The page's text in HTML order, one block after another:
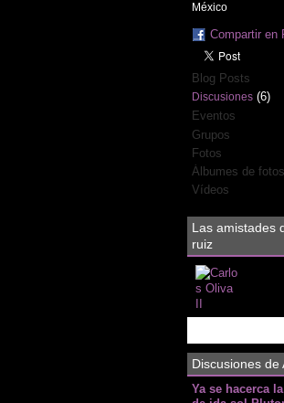
México
Compartir en
Blog Posts
Discusiones(6)
Eventos
Grupos
Fotos
Álbumes de fotos
Vídeos
Las amistades
ruiz
Discusiones de
Ya se hacerca